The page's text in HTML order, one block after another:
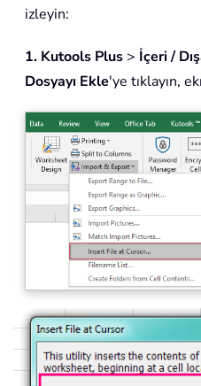
izleyin:
1. Kutools Plus > İçeri /
Dosyayı Ekle'ye tıklayın,